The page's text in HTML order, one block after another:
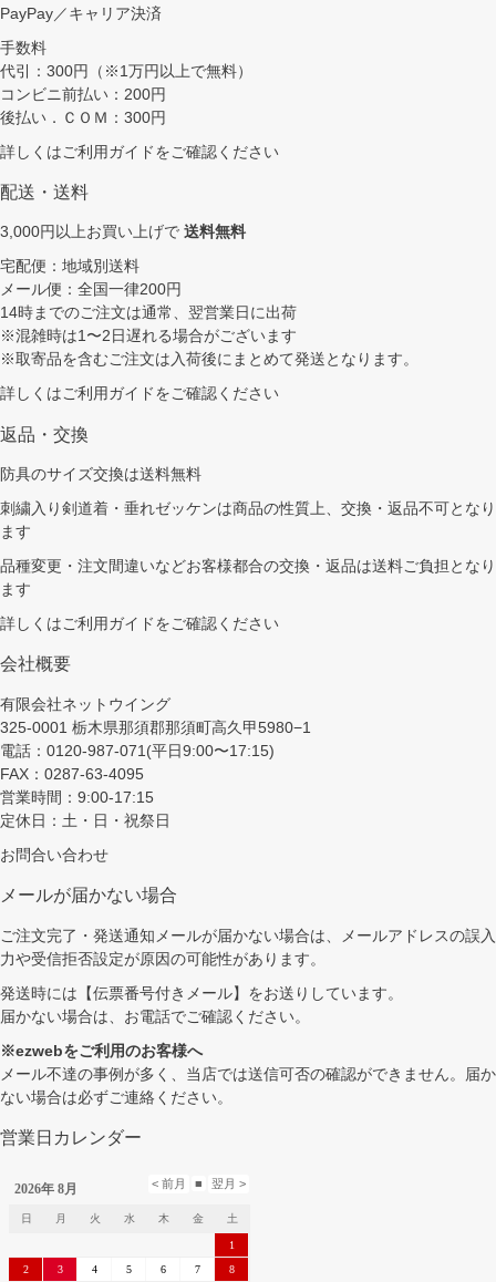
PayPay／キャリア決済
手数料
代引：300円（※1万円以上で無料）
コンビニ前払い：200円
後払い．ＣＯＭ：300円
詳しくはご利用ガイドをご確認ください
配送・送料
3,000円以上お買い上げで 送料無料
宅配便：地域別送料
メール便：全国一律200円
14時までのご注文は通常、翌営業日に出荷
※混雑時は1〜2日遅れる場合がございます
※取寄品を含むご注文は入荷後にまとめて発送となります。
詳しくはご利用ガイドをご確認ください
返品・交換
防具のサイズ交換は送料無料
刺繍入り剣道着・垂れゼッケンは商品の性質上、交換・返品不可となり
ます
品種変更・注文間違いなどお客様都合の交換・返品は送料ご負担となり
ます
詳しくはご利用ガイドをご確認ください
会社概要
有限会社ネットウイング
325-0001 栃木県那須郡那須町高久甲5980−1
電話：0120-987-071(平日9:00〜17:15)
FAX：0287-63-4095
営業時間：9:00-17:15
定休日：土・日・祝祭日
お問合い合わせ
メールが届かない場合
ご注文完了・発送通知メールが届かない場合は、メールアドレスの誤入
力や受信拒否設定が原因の可能性があります。
発送時には【伝票番号付きメール】をお送りしています。
届かない場合は、お電話でご確認ください。
※ezwebをご利用のお客様へ
メール不達の事例が多く、当店では送信可否の確認ができません。届か
ない場合は必ずご連絡ください。
営業日カレンダー